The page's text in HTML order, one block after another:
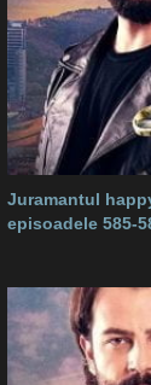
Juramantul
episoadele 585-